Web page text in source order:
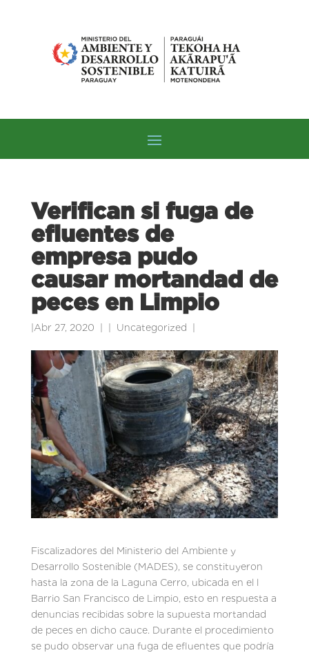
Verifican si fuga de
efluentes de
empresa pudo
causar mortandad de
peces en Limpio
Abr 27, 2020 Uncategorized
Fiscalizadores del Ministerio del Ambiente y
Desarrollo Sostenible (MADES), se constituyeron
hasta la zona de la Laguna Cerro, ubicada en el l
Barrio San Francisco de Limpio, esto en respuesta a
denuncias recibidas sobre la supuesta mortandad
de peces en dicho cauce. Durante el procedimiento
se pudo observar una fuga de efluentes que podría